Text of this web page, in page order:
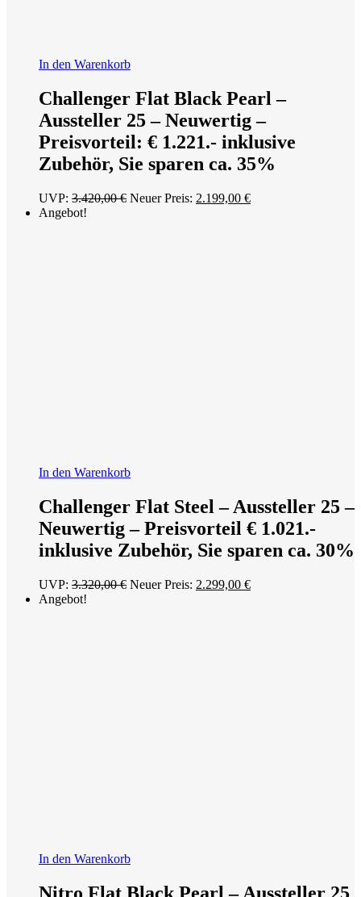
In den Warenkorb
Challenger Flat Black Pearl –
Aussteller 25 – Neuwertig –
Preisvorteil: € 1.221.- inklusive
Zubehör, Sie sparen ca. 35%
UVP: 3.420,00€ Ursprünglicher
Neuer Preis: 2.199,00 €Aktueller
Angebot!
In den Warenkorb
Challenger Flat Steel – Aussteller 25 –
Neuwertig – Preisvorteil € 1.021.-
inklusive Zubehör, Sie sparen ca. 30%
UVP: 3.320,00€ Ursprünglicher
Neuer Preis: 2.299,00 €Aktueller
Angebot!
In den Warenkorb
Nitro Flat Black Pearl – Aussteller 25